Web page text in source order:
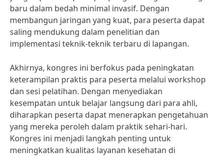
baru dalam bedah minimal invasif. Dengan
membangun jaringan yang kuat, para peserta dapat
saling mendukung dalam penelitian dan
implementasi teknik-teknik terbaru di lapangan.
Akhirnya, kongres ini berfokus pada peningkatan
keterampilan praktis para peserta melalui workshop
dan sesi pelatihan. Dengan menyediakan
kesempatan untuk belajar langsung dari para ahli,
diharapkan peserta dapat menerapkan pengetahuan
yang mereka peroleh dalam praktik sehari-hari.
Kongres ini menjadi langkah penting untuk
meningkatkan kualitas layanan kesehatan di